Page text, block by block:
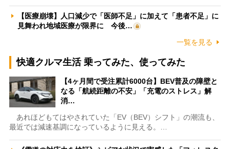
【医療崩壊】人口減少で「医師不足」に加えて「患者不足」に
見舞われ地域医療が限界に 今後…
一覧を見る
快適クルマ生活 乗ってみた、使ってみた
【4ヶ月間で受注累計6000台】BEV普及の障壁と
なる「航続距離の不安」「充電のストレス」解
消…
あれほどもてはやされていた「EV（BEV）シフト」の潮流も、
最近では減速基調になっているように見える。…